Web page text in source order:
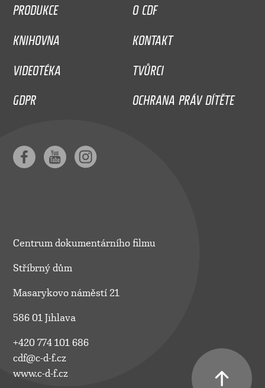
PRODUKCE
O CDF
KNIHOVNA
KONTAKT
VIDEOTÉKA
TVŮRCI
GDPR
OCHRANA PRÁV DÍTĚTE
Centrum dokumentárního filmu
Stříbrný dům
Masarykovo náměstí 21
586 01 Jihlava
+420 774 101 686
cdf@c-d-f.cz
www.c-d-f.cz